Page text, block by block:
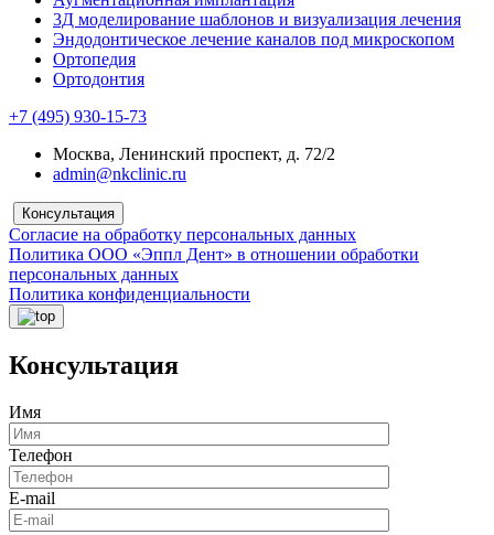
3Д моделирование шаблонов и визуализация лечения
Эндодонтическое лечение каналов под микроскопом
Ортопедия
Ортодонтия
+7 (495) 930-15-73
Москва, Ленинский проспект, д. 72/2
admin@nkclinic.ru
Консультация
Согласие на обработку персональных данных
Политика ООО «Эппл Дент» в отношении обработки
персональных данных
Политика конфиденциальности
Консультация
Имя
Телефон
E-mail